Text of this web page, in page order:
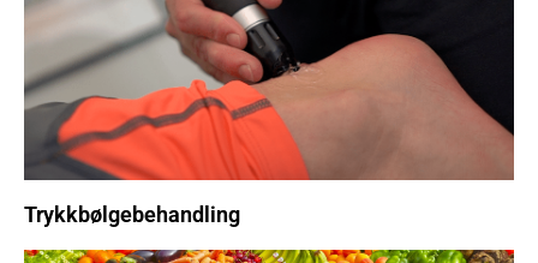
Trykkbølgebehandling